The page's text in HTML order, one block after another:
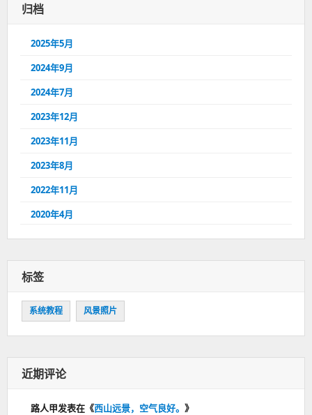
归档
2025年5月
2024年9月
2024年7月
2023年12月
2023年11月
2023年8月
2022年11月
2020年4月
标签
系统教程 风景照片
近期评论
路人甲发表在《西山远景，空气良好。 》